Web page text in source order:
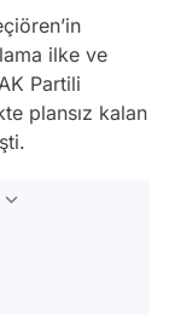
ilke ve
Partili
plansız kalan